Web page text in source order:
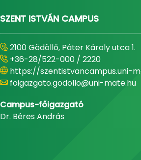
SZENT ISTVÁN CAMPUS
2100 Gödöllő, Páter Károly utca 1.
+36-28/522-000 / 2220
https://szentistvancampus.uni-
foigazgato.godollo@uni-mate.hu
Campus-főigazgató
Dr. Béres András